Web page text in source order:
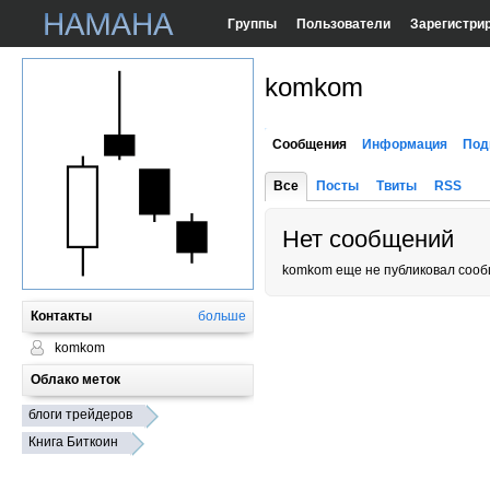
Группы Пользователи
Контакты больше
komkom
Облако меток
блоги трейдеров
Книга Биткоин
komkom
Сообщения Информация
Все Посты Твиты RSS
Нет сообщений
komkom еще не публиковал